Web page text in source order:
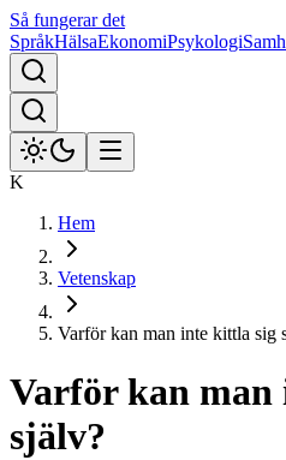
Så fungerar det
SpråkHälsaEkonomiPsykologi
K
Hem
Vetenskap
Varför kan man inte kittla sig
Varför kan
själv?